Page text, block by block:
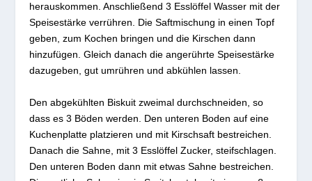
herauskommen. Anschließend 3 Esslöffel Wasser mit der
Speisestärke verrühren. Die Saftmischung in einen Topf
geben, zum Kochen bringen und die Kirschen dann
hinzufügen. Gleich danach die angerührte Speisestärke
dazugeben, gut umrühren und abkühlen lassen.
Den abgekühlten Biskuit zweimal durchschneiden, so
dass es 3 Böden werden. Den unteren Boden auf eine
Kuchenplatte platzieren und mit Kirschsaft bestreichen.
Danach die Sahne, mit 3 Esslöffel Zucker, steifschlagen.
Den unteren Boden dann mit etwas Sahne bestreichen.